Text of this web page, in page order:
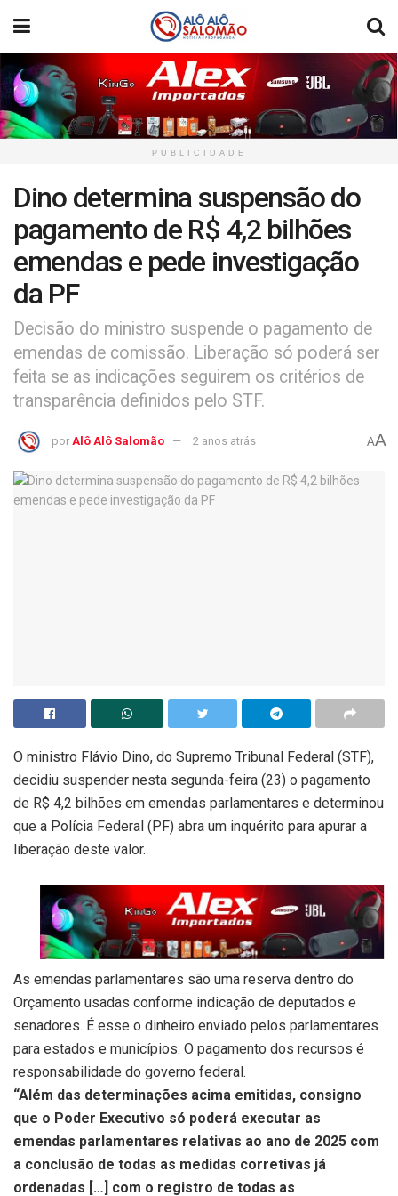
PUBLICIDADE
Dino determina suspensão do
pagamento de R$ 4,2 bilhões
emendas e pede investigação
da PF
Decisão do ministro suspende o pagamento de
emendas de comissão. Liberação só poderá ser
feita se as indicações seguirem os critérios de
transparência definidos pelo STF.
por Alô Alô Salomão 2 anos atrás AA
O ministro Flávio Dino, do Supremo Tribunal Federal (STF),
decidiu suspender nesta segunda-feira (23) o pagamento
de R$ 4,2 bilhões em emendas parlamentares e determinou
que a Polícia Federal (PF) abra um inquérito para apurar a
liberação deste valor.
As emendas parlamentares são uma reserva dentro do
Orçamento usadas conforme indicação de deputados e
senadores. É esse o dinheiro enviado pelos parlamentares
para estados e municípios. O pagamento dos recursos é
responsabilidade do governo federal.
“Além das determinações acima emitidas, consigno
que o Poder Executivo só poderá executar as
emendas parlamentares relativas ao ano de 2025 com
a conclusão de todas as medidas corretivas já
ordenadas […] com o registro de todas as